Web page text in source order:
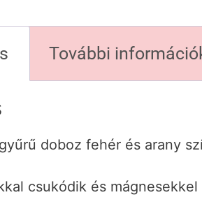
További
doboz fehér és arany
csukódik és mágnesekkel